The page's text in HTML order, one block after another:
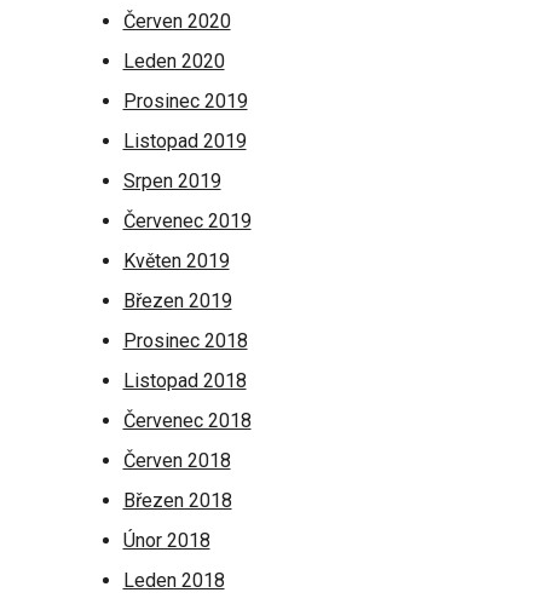
Červen 2020
Leden 2020
Prosinec 2019
Listopad 2019
Srpen 2019
Červenec 2019
Květen 2019
Březen 2019
Prosinec 2018
Listopad 2018
Červenec 2018
Červen 2018
Březen 2018
Únor 2018
Leden 2018